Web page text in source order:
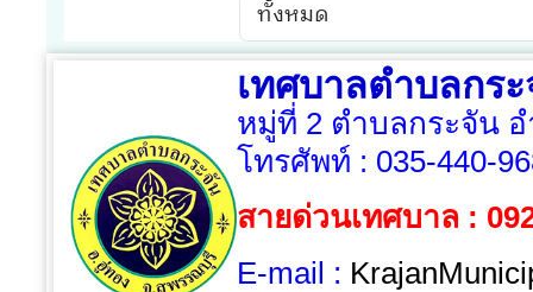
เทศบาลตำบลกร
หมู่ที่ 2 ตำบลกระจัน
โทรศัพท์ : 035-440-
สายด่วนเทศบาล :
E-mail :